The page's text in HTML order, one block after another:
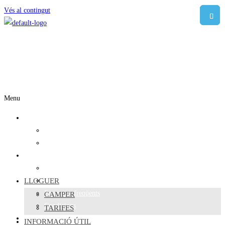
Vés al contingut
Menu
Viatgers responsables
Preguntes freqüents
Condicions
Sobre nosaltres
LLOGUER
CAMPER
TARIFES
INFORMACIÓ ÚTIL